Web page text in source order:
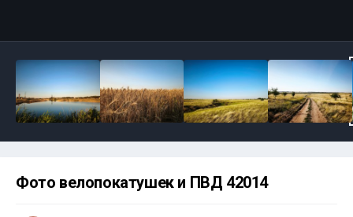
Фото велопокатушек и ПВД 42014